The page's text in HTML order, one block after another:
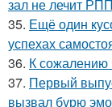
зал не лечит
35. Ещё один
успехах
36. К сожалению
37. Первый
вызвал бурю